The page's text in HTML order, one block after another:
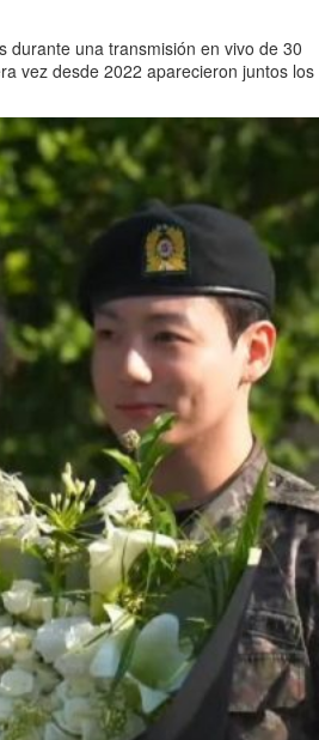
durante una transmisión en vivo de 30
vez desde 2022 aparecieron juntos los